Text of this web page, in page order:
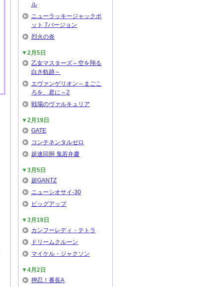
ル
ニューラッキージャックポ
ット 7バージョン
烈火の炎
▼2月5日
乙女マスターズ～空を翔る
白き軌跡～
エヴァンゲリオン～まごこ
ろを、君に～2
戦場のヴァルキュリア
▼2月19日
GATE
コンチネンタルゼロ
超速回胴 鬼若弁慶
▼3月5日
超GANTZ
ニューシオサイ-30
ビッグアップ
▼3月19日
カンフーレディ・テトラ
ドリームクルーン
マイケル・ジャクソン
▼4月2日
押忍！番長A